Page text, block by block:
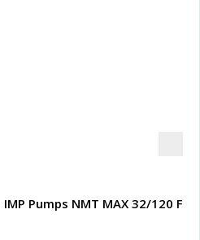
Pumps NMT MAX 32/120 F